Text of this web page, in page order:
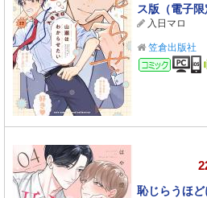
ス版（電子限
入日マロ
笠倉出版社
コミッ
恥じらうほ